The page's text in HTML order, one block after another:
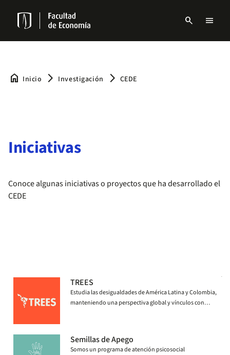
contenido
principal
Navbar
search menu
home Inicio arrow_forward_ios Investigación arrow_forward_ios CEDE
Iniciativas
Conoce algunas iniciativas o proyectos que ha desarrollado el
CEDE
TREES
Estudia las desigualdades de América Latina y Colombia,
manteniendo una perspectiva global y vínculos con
Semillas de Apego
Somos un programa de atención psicosocial